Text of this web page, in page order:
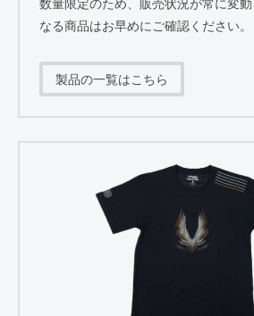
数量限定のため、販売状況が常に変
なる商品はお早めにご確認ください。
製品の一覧はこちら